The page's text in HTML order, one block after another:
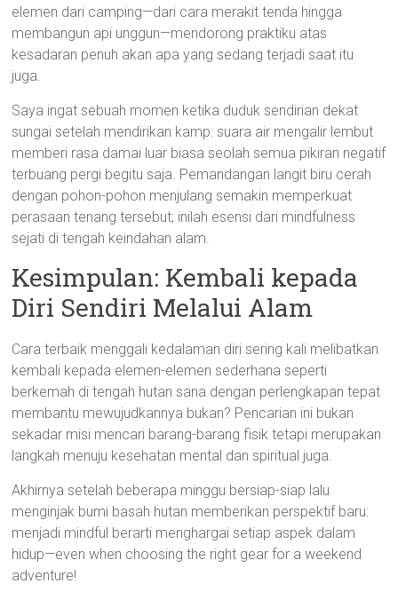
elemen dari camping—dari cara merakit tenda hingga
membangun api unggun—mendorong praktiku atas
kesadaran penuh akan apa yang sedang terjadi saat itu
juga.
Saya ingat sebuah momen ketika duduk sendirian dekat
sungai setelah mendirikan kamp: suara air mengalir lembut
memberi rasa damai luar biasa seolah semua pikiran negatif
terbuang pergi begitu saja. Pemandangan langit biru cerah
dengan pohon-pohon menjulang semakin memperkuat
perasaan tenang tersebut; inilah esensi dari mindfulness
sejati di tengah keindahan alam.
Kesimpulan: Kembali kepada
Diri Sendiri Melalui Alam
Cara terbaik menggali kedalaman diri sering kali melibatkan
kembali kepada elemen-elemen sederhana seperti
berkemah di tengah hutan sana dengan perlengkapan tepat
membantu mewujudkannya bukan? Pencarian ini bukan
sekadar misi mencari barang-barang fisik tetapi merupakan
langkah menuju kesehatan mental dan spiritual juga.
Akhirnya setelah beberapa minggu bersiap-siap lalu
menginjak bumi basah hutan memberikan perspektif baru:
menjadi mindful berarti menghargai setiap aspek dalam
hidup—even when choosing the right gear for a weekend
adventure!